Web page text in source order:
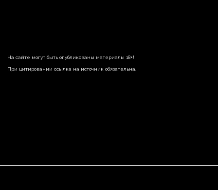
На сайте могут быть опубликованы материалы 18+!
При цитировании ссылка на источник обязательна.